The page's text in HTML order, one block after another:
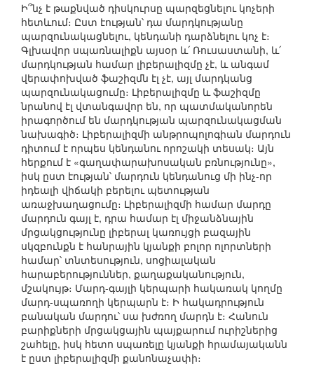
Ի՞նչ է թաքնված դիսկուրսը պարզեցնելու կոչերի
հետևում։ Ըստ էության՝ դա մարդկությանը
պարզունակացնելու, կենդանի դարձնելու կոչ է։
Գլխավոր սպառնալիքն այսօր և՛ Ռուսաստանի, և՛
մարդկության համար լիբերալիզմը չէ, և անգամ
վերափոխված ֆաշիզմն էլ չէ, այլ մարդկանց
պարզունակացումը։ Լիբերալիզմը և ֆաշիզմը
նրանով էլ վտանգավոր են, որ պատմականորեն
իրագործում են մարդկության պարզունակացման
նախագիծ։ Լիբերալիզմի անթրոպոլոգիան մարդուն
դիտում է որպես կենդանու որոշակի տեսակ։ Այն
հերքում է «գաղափարախոսական բռնությունը»,
իսկ ըստ էության՝ մարդուն կենդանուց մի ինչ-որ
իդեալի վիճակի բերելու պետության
առաջխաղացումը։ Լիբերալիզմի համար մարդը
մարդուն գայլ է, դրա համար էլ միջանձնային
մրցակցությունը լիբերալ կառույցի բազային
սկզբունքն է հանրային կյանքի բոլոր ոլորտների
համար՝ տնտեսություն, սոցիալական
հարաբերություններ, քաղաքականություն,
մշակույթ։ Մարդ-գայլի կերպարի հակառակ կողմը
մարդ-սպառողի կերպարն է։ Ի հակադրություն
բանական մարդու՝ սա խժռող մարդն է։ Հանուն
բարիքների մրցակցային պայքարում ուրիշներից
շահելը, իսկ հետո սպառելը կյանքի հրամայականն
է ըստ լիբերալիզմի քանոնաչափի։